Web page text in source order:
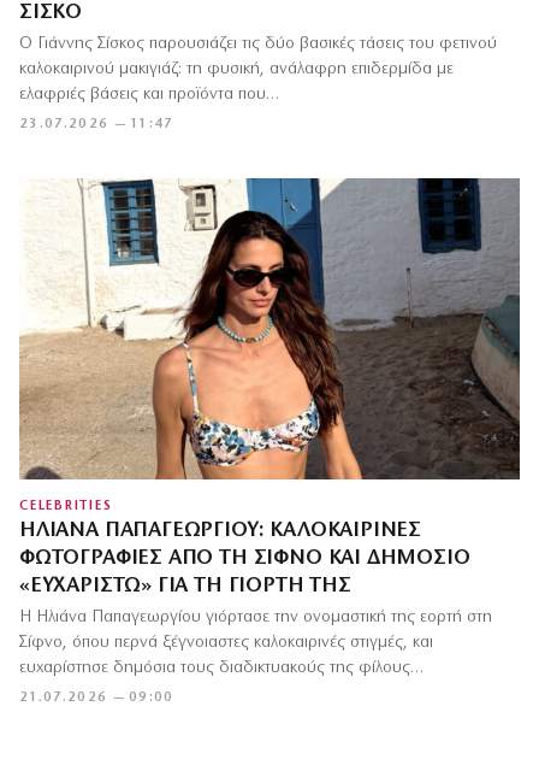
ΣΊΣΚΟ
23.07.2026 — 11:47
Ο Γιάννης Σίσκος παρουσιάζει τις δύο βασικές τάσεις του φετινού
καλοκαιρινού μακιγιάζ: τη φυσική, ανάλαφρη επιδερμίδα με
ελαφριές βάσεις και προϊόντα που…
CELEBRITIES
ΗΛΙΆΝΑ ΠΑΠΑΓΕΩΡΓΊΟΥ: ΚΑΛΟΚΑΙΡΙΝΈΣ
ΦΩΤΟΓΡΑΦΊΕΣ ΑΠΌ ΤΗ ΣΊΦΝΟ ΚΑΙ ΔΗΜΌΣΙΟ
«ΕΥΧΑΡΙΣΤΏ» ΓΙΑ ΤΗ ΓΙΟΡΤΉ ΤΗΣ
21.07.2026 — 09:00
Η Ηλιάνα Παπαγεωργίου γιόρτασε την ονομαστική της εορτή στη
Σίφνο, όπου περνά ξέγνοιαστες καλοκαιρινές στιγμές, και
ευχαρίστησε δημόσια τους διαδικτυακούς της φίλους…